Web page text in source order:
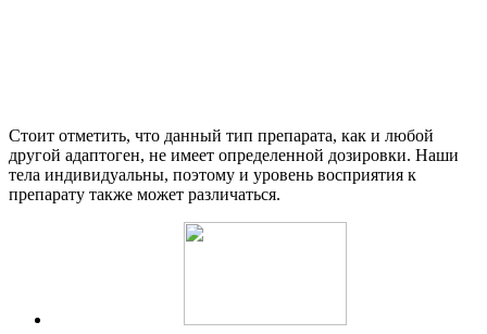
Стоит отметить, что данный тип препарата, как и любой
другой адаптоген, не имеет определенной дозировки. Наши
тела индивидуальны, поэтому и уровень восприятия к
препарату также может различаться.